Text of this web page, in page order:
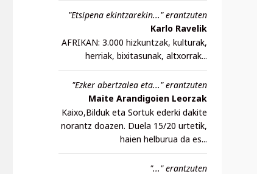
"Etsipena ekintzarekin..." erantzuten
Karlo Ravelik
AFRIKAN: 3.000 hizkuntzak, kulturak,
herriak, bixitasunak, altxorrak...
"Ezker abertzalea eta..." erantzuten
Maite Arandigoien Leorzak
Kaixo,Bilduk eta Sortuk ederki dakite
norantz doazen. Duela 15/20 urtetik,
haien helburua da es...
"..." erantzuten